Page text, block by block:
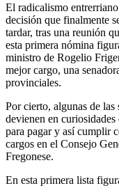
El radicalismo
decisión que finalmente
tardar, tras una reunión
esta primera nómina
ministro de Rogelio
mejor cargo, una
provinciales.
Por cierto, algunas de las
devienen en
para pagar y así cumplir
cargos en el Consejo
Fregonese.
En esta primera lista